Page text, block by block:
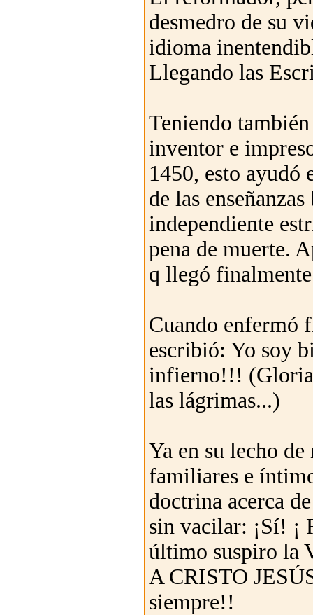
desmedro de su
idioma
Llegando las
Teniendo
inventor e
1450, esto ayudó
de las
independiente
pena de muerte.
q llegó
Cuando enfermó
escribió: Yo soy
infierno!!! (Gloria
las lágrimas...)
Ya en su lecho de
familiares e
doctrina acerca
sin vacilar: ¡Sí! ¡
último suspiro la
A CRISTO
siempre!!